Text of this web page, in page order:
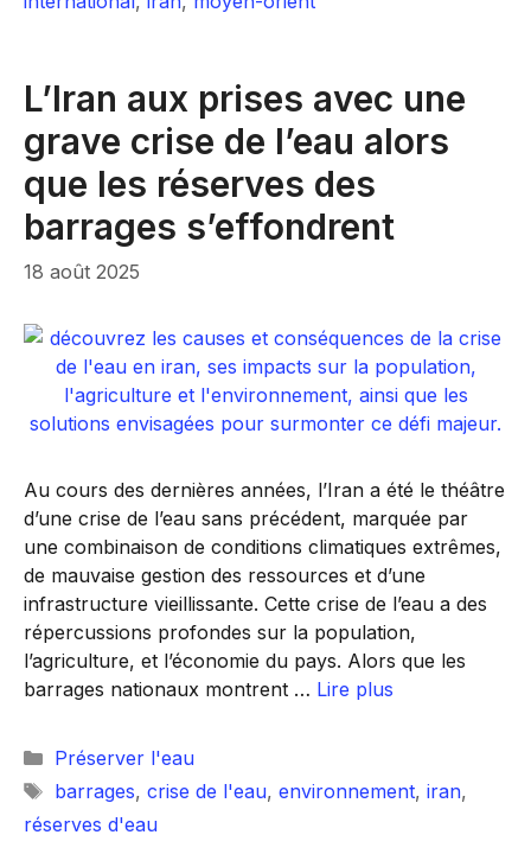
L’Iran aux prises avec une
grave crise de l’eau alors
que les réserves des
barrages s’effondrent
18 août 2025
Au cours des dernières années, l’Iran a été le théâtre
d’une crise de l’eau sans précédent, marquée par
une combinaison de conditions climatiques extrêmes,
de mauvaise gestion des ressources et d’une
infrastructure vieillissante. Cette crise de l’eau a des
répercussions profondes sur la population,
l’agriculture, et l’économie du pays. Alors que les
barrages nationaux montrent … Lire plus
Catégories
Préserver l'eau
Étiquettes
barrages, crise de l'eau, environnement, iran,
réserves d'eau